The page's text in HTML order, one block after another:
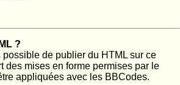
?
possible de publier du HTML sur ce
des mises en forme permises par le
appliquées avec les BBCodes.